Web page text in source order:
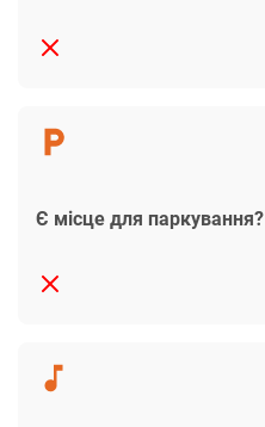
Є місце для паркування?